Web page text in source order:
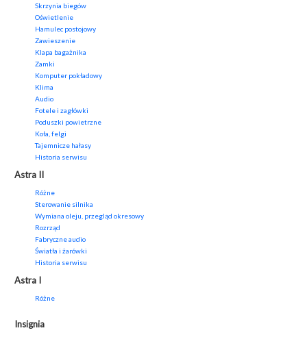
Skrzynia biegów
Oświetlenie
Hamulec postojowy
Zawieszenie
Klapa bagażnika
Zamki
Komputer pokładowy
Klima
Audio
Fotele i zagłówki
Poduszki powietrzne
Koła, felgi
Tajemnicze hałasy
Historia serwisu
Astra II
Różne
Sterowanie silnika
Wymiana oleju, przegląd okresowy
Rozrząd
Fabryczne audio
Światła i żarówki
Historia serwisu
Astra I
Różne
Insignia